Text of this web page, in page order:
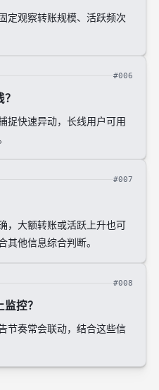
定观察转账规模、活跃频次
#006
捉快速异动，长线用户可用
#007
，大额转账或活跃上升也可
其他信息综合判断。
#008
控？
节奏常会联动，结合这些信